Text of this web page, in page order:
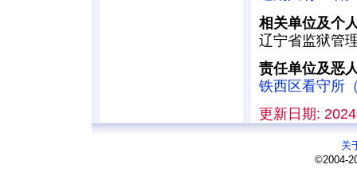
相关单位及个
辽宁省监狱管
责任单位及恶
铁西区看守所
更新日期:
关
©2004-